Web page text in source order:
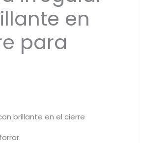
en
para
brillante en el cierre